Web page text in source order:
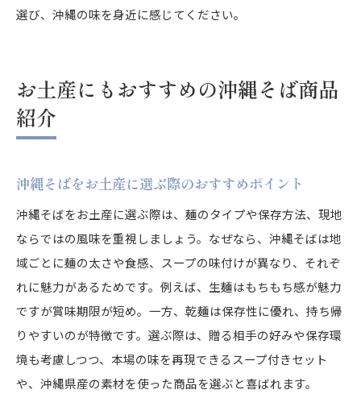
選び、沖縄の味を身近に感じてください。
お土産にもおすすめの沖縄そば商品
紹介
沖縄そばをお土産に選ぶ際のおすすめポイント
沖縄そばをお土産に選ぶ際は、麺のタイプや保存方法、現地
ならではの風味を重視しましょう。なぜなら、沖縄そばは地
域ごとに麺の太さや食感、スープの味付けが異なり、それぞ
れに魅力があるためです。例えば、生麺はもちもち感が魅力
ですが賞味期限が短め。一方、乾麺は保存性に優れ、持ち帰
りやすいのが特徴です。選ぶ際は、贈る相手の好みや保存環
境も考慮しつつ、本場の味を再現できるスープ付きセット
や、沖縄県産の素材を使った商品を選ぶと喜ばれます。